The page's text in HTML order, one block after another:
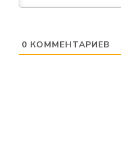
0 КОММЕНТАРИЕВ